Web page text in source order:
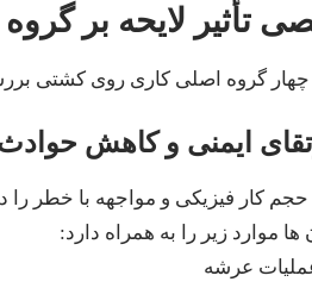
بر چهار گروه اصلی کاری روی کشتی
حجم کار فیزیکی و مواجهه با خطر را
ها موارد زیر را به همراه دارد:
عرشه